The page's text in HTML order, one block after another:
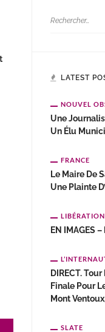
LATEST
NOUVEL
Une
Un Élu
FRANCE
Le Maire De
Une Plainte
LIBÉRATION
EN IMAGES
DIRECT.
Finale Pour
Mont
SLATE